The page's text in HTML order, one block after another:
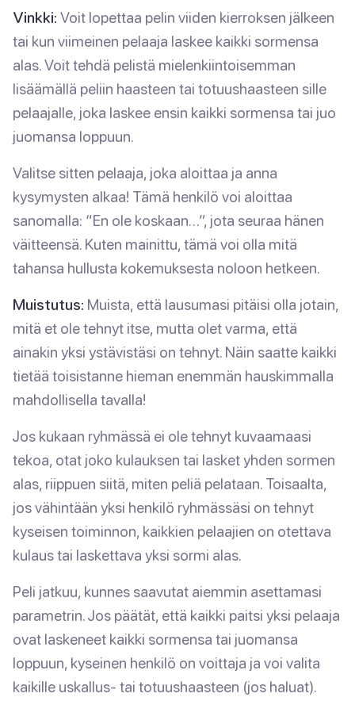
Vinkki: Voit lopettaa pelin viiden kierroksen jälkeen
tai kun viimeinen pelaaja laskee kaikki sormensa
alas. Voit tehdä pelistä mielenkiintoisemman
lisäämällä peliin haasteen tai totuushaasteen sille
pelaajalle, joka laskee ensin kaikki sormensa tai juo
juomansa loppuun.
Valitse sitten pelaaja, joka aloittaa ja anna
kysymysten alkaa! Tämä henkilö voi aloittaa
sanomalla: “En ole koskaan…”, jota seuraa hänen
väitteensä. Kuten mainittu, tämä voi olla mitä
tahansa hullusta kokemuksesta noloon hetkeen.
Muistutus: Muista, että lausumasi pitäisi olla jotain,
mitä et ole tehnyt itse, mutta olet varma, että
ainakin yksi ystävistäsi on tehnyt. Näin saatte kaikki
tietää toisistanne hieman enemmän hauskimmalla
mahdollisella tavalla!
Jos kukaan ryhmässä ei ole tehnyt kuvaamaasi
tekoa, otat joko kulauksen tai lasket yhden sormen
alas, riippuen siitä, miten peliä pelataan. Toisaalta,
jos vähintään yksi henkilö ryhmässäsi on tehnyt
kyseisen toiminnon, kaikkien pelaajien on otettava
kulaus tai laskettava yksi sormi alas.
Peli jatkuu, kunnes saavutat aiemmin asettamasi
parametrin. Jos päätät, että kaikki paitsi yksi pelaaja
ovat laskeneet kaikki sormensa tai juomansa
loppuun, kyseinen henkilö on voittaja ja voi valita
kaikille uskallus- tai totuushaasteen (jos haluat).